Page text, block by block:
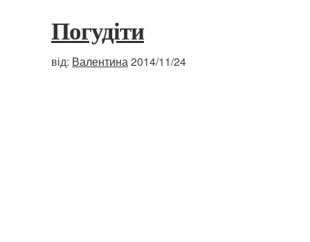
Погудіти
від: Валентина2014/11/24